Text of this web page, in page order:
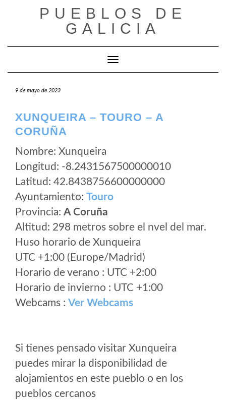
PUEBLOS DE
GALICIA
Cambiar modo de navegación
9 de mayo de 2023
XUNQUEIRA – TOURO – A
CORUÑA
Nombre: Xunqueira
Longitud: -8.2431567500000010
Latitud: 42.8438756600000000
Ayuntamiento: Touro
Provincia: A Coruña
Altitud: 298 metros sobre el nvel del mar.
Huso horario de Xunqueira
UTC +1:00 (Europe/Madrid)
Horario de verano : UTC +2:00
Horario de invierno : UTC +1:00
Webcams : Ver Webcams
Si tienes pensado visitar Xunqueira
puedes mirar la disponibilidad de
alojamientos en este pueblo o en los
pueblos cercanos